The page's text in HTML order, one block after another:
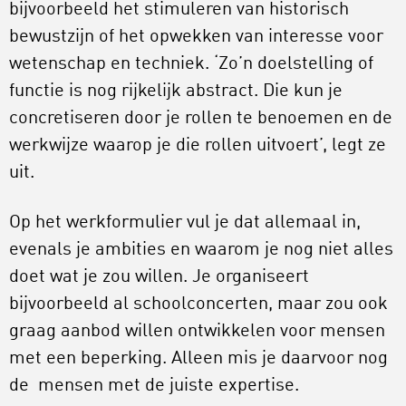
bijvoorbeeld het stimuleren van historisch
bewustzijn of het opwekken van interesse voor
wetenschap en techniek. ‘Zo’n doelstelling of
functie is nog rijkelijk abstract. Die kun je
concretiseren door je rollen te benoemen en de
werkwijze waarop je die rollen uitvoert’, legt ze
uit.
Op het werkformulier vul je dat allemaal in,
evenals je ambities en waarom je nog niet alles
doet wat je zou willen. Je organiseert
bijvoorbeeld al schoolconcerten, maar zou ook
graag aanbod willen ontwikkelen voor mensen
met een beperking. Alleen mis je daarvoor nog
de mensen met de juiste expertise.